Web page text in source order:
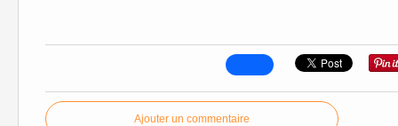
Ajouter un commentaire